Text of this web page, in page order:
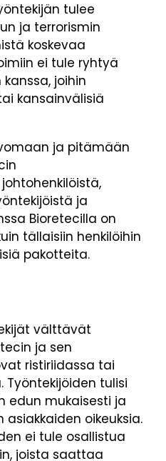
tulee
ja terrorismin
koskevaa
ei tule ryhtyä
joihin
kansainvälisiä
ja pitämään
ja
Bioretecilla on
tällaisiin henkilöihin
pakotteita.
välttävät
ja sen
ristiriidassa tai
tulisi
edun mukaisesti ja
oikeuksia.
ei tule osallistua
joista saattaa